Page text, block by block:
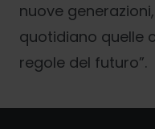
nuove
quotidiano quelle
regole del futuro”.